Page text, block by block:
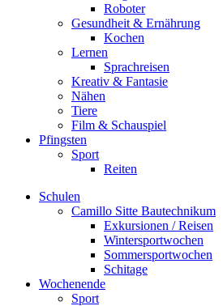
Roboter
Gesundheit & Ernährung
Kochen
Lernen
Sprachreisen
Kreativ & Fantasie
Nähen
Tiere
Film & Schauspiel
Pfingsten
Sport
Reiten
Schulen
Camillo Sitte Bautechnikum
Exkursionen / Reisen
Wintersportwochen
Sommersportwochen
Schitage
Wochenende
Sport